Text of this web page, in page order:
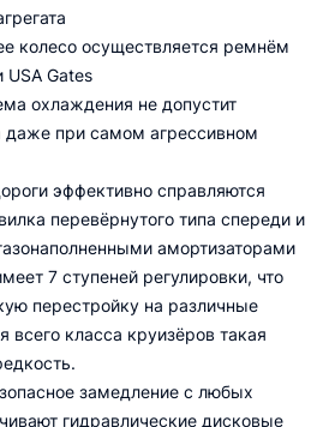
колесо осуществляется ремнём
USA Gates
охлаждения не допустит
даже при самом агрессивном
эффективно справляются
перевёрнутого типа спереди и
амортизаторами
7 ступеней регулировки, что
перестройку на различные
класса круизёров такая
замедление с любых
гидравлические дисковые